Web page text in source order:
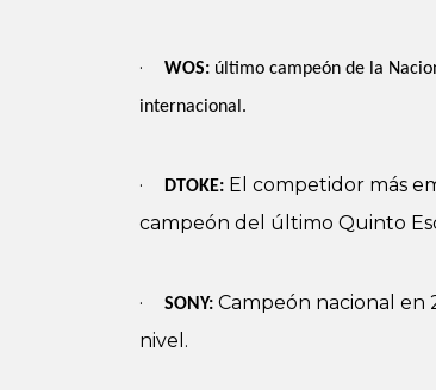
· WOS: último campeón de la
internacional.
· DTOKE: El competidor más
campeón del último Quinto
· SONY: Campeón nacional en
nivel.